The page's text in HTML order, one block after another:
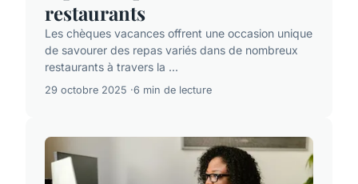
restaurants
Les chèques vacances offrent une occasion unique
de savourer des repas variés dans de nombreux
restaurants à travers la ...
29 octobre 2025 6 min de lecture